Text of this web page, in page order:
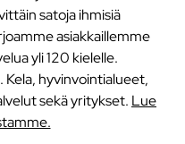
satoja ihmisiä
asiakkaillemme
yli 120 kielelle.
hyvinvointialueet,
sekä yritykset. Lue